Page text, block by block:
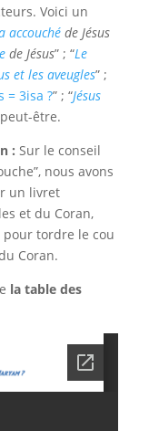
Voici un
accouchéde Jésus
de Jésus” ; “Le
et les aveugles” ;
= 3isa ?” ; “Jésus
être.
: Sur le conseil
nous avons
un livret
et du Coran,
pour tordre le cou
Coran.
la table des